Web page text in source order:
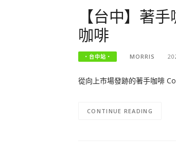
【台中】著
咖啡
‧台中站‧ MORRIS
從向上市場發跡的著手咖啡
CONTINUE READING